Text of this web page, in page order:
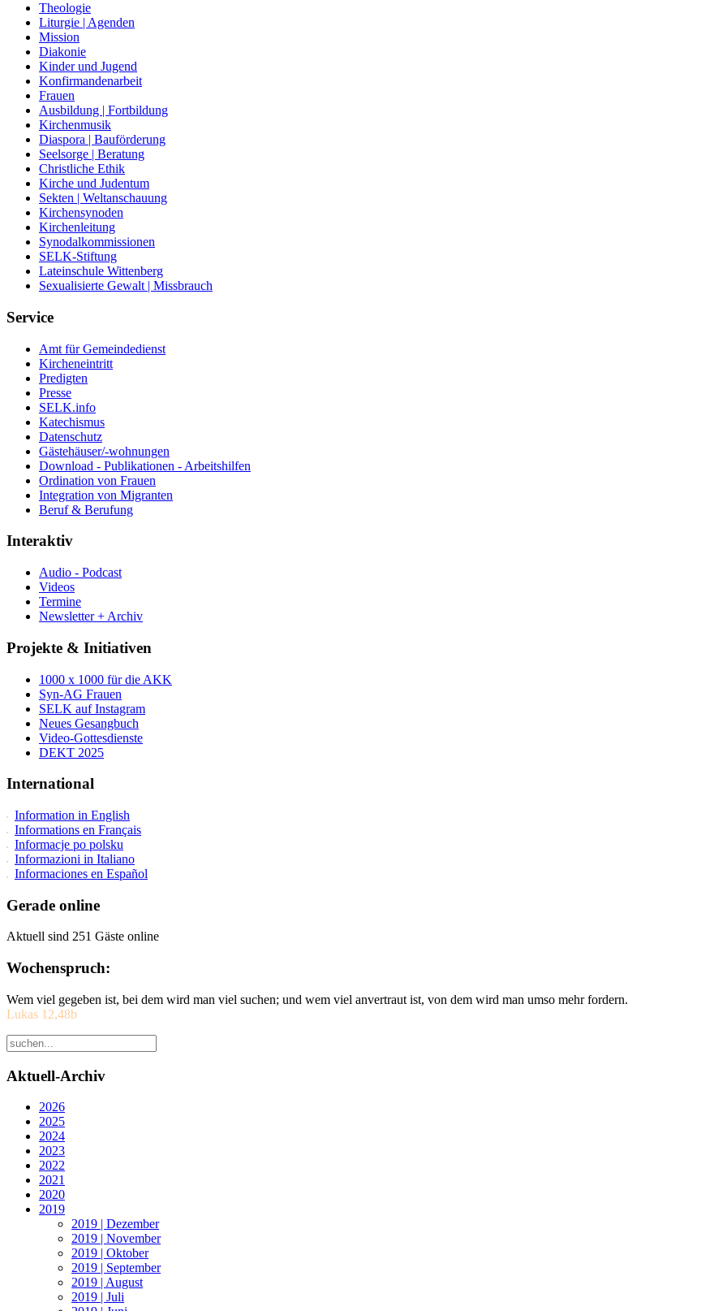
Theologie
Liturgie | Agenden
Mission
Diakonie
Kinder und Jugend
Konfirmandenarbeit
Frauen
Ausbildung | Fortbildung
Kirchenmusik
Diaspora | Bauförderung
Seelsorge | Beratung
Christliche Ethik
Kirche und Judentum
Sekten | Weltanschauung
Kirchensynoden
Kirchenleitung
Synodalkommissionen
SELK-Stiftung
Lateinschule Wittenberg
Sexualisierte Gewalt | Missbrauch
Service
Amt für Gemeindedienst
Kircheneintritt
Predigten
Presse
SELK.info
Katechismus
Datenschutz
Gästehäuser/-wohnungen
Download - Publikationen - Arbeitshilfen
Ordination von Frauen
Integration von Migranten
Beruf & Berufung
Interaktiv
Audio - Podcast
Videos
Termine
Newsletter + Archiv
Projekte & Initiativen
1000 x 1000 für die AKK
Syn-AG Frauen
SELK auf Instagram
Neues Gesangbuch
Video-Gottesdienste
DEKT 2025
International
Information in English
Informations en Français
Informacje po polsku
Informazioni in Italiano
Informaciones en Español
Gerade online
Aktuell sind 251 Gäste online
Wochenspruch:
Wem viel gegeben ist, bei dem wird man viel suchen; und wem viel anvertraut ist, von dem wird man umso mehr fordern.
Lukas 12,48b
Aktuell-Archiv
2026
2025
2024
2023
2022
2021
2020
2019
2019 | Dezember
2019 | November
2019 | Oktober
2019 | September
2019 | August
2019 | Juli